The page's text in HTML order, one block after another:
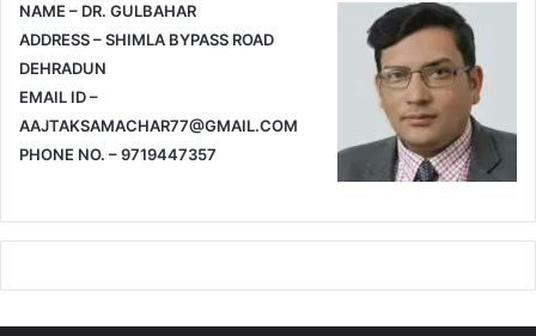
NAME – DR. GULBAHAR
ADDRESS – SHIMLA BYPASS ROAD
DEHRADUN
EMAIL ID –
AAJTAKSAMACHAR77@GMAIL.COM
PHONE NO. – 9719447357